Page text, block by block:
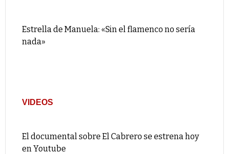
Estrella de Manuela: «Sin el flamenco no sería
nada»
VIDEOS
El documental sobre El Cabrero se estrena hoy
en Youtube